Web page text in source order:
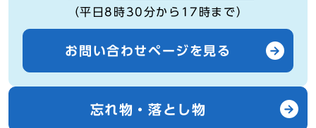
（平日8時30分から17時まで）
お問い合わせページを見る
忘れ物・落とし物